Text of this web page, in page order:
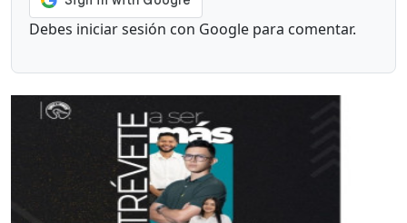
Debes iniciar sesión con Google para comentar.